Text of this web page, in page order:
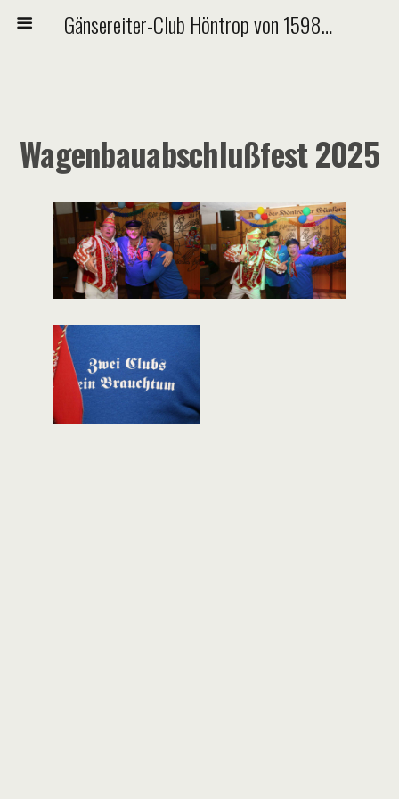
Gänsereiter-Club Höntrop von 1598 e.V.
Wagenbauabschlußfest 2025